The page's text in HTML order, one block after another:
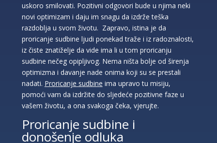
uskoro smilovati. Pozitivni odgovori bude u njima neki
novi optimizam i daju im snagu da izdrže teška
razdoblja u svom životu. Zapravo, istina je da
proricanje sudbine ljudi ponekad traže i iz radoznalosti,
iz čiste znatiželje da vide ima li u tom proricanju
sudbine nečeg opipljivog. Nema ništa bolje od širenja
optimizma i davanje nade onima koji su se prestali
nadati. Proricanje sudbine ima upravo tu misiju,
pomoći vam da izdržite do sljedeće pozitivne faze u
vašem životu, a ona svakoga čeka, vjerujte.
Proricanje sudbine i
donošenje odluka